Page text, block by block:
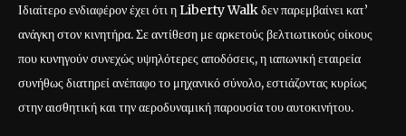
Ιδιαίτερο ενδιαφέρον έχει ότι η Liberty Walk δεν παρεμβαίνει κατ’
ανάγκη στον κινητήρα. Σε αντίθεση με αρκετούς βελτιωτικούς οίκους
που κυνηγούν συνεχώς υψηλότερες αποδόσεις, η ιαπωνική εταιρεία
συνήθως διατηρεί ανέπαφο το μηχανικό σύνολο, εστιάζοντας κυρίως
στην αισθητική και την αεροδυναμική παρουσία του αυτοκινήτου.